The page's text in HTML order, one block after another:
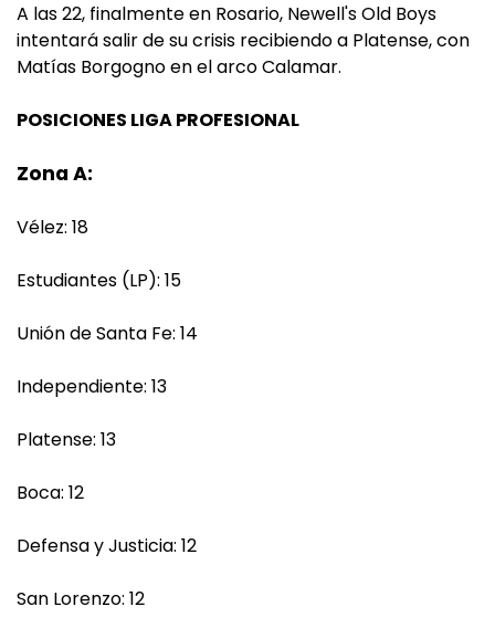
A las 22, finalmente en Rosario, Newell's Old Boys
intentará salir de su crisis recibiendo a Platense, con
Matías Borgogno en el arco Calamar.
POSICIONES LIGA PROFESIONAL
Zona A:
Vélez: 18
Estudiantes (LP): 15
Unión de Santa Fe: 14
Independiente: 13
Platense: 13
Boca: 12
Defensa y Justicia: 12
San Lorenzo: 12